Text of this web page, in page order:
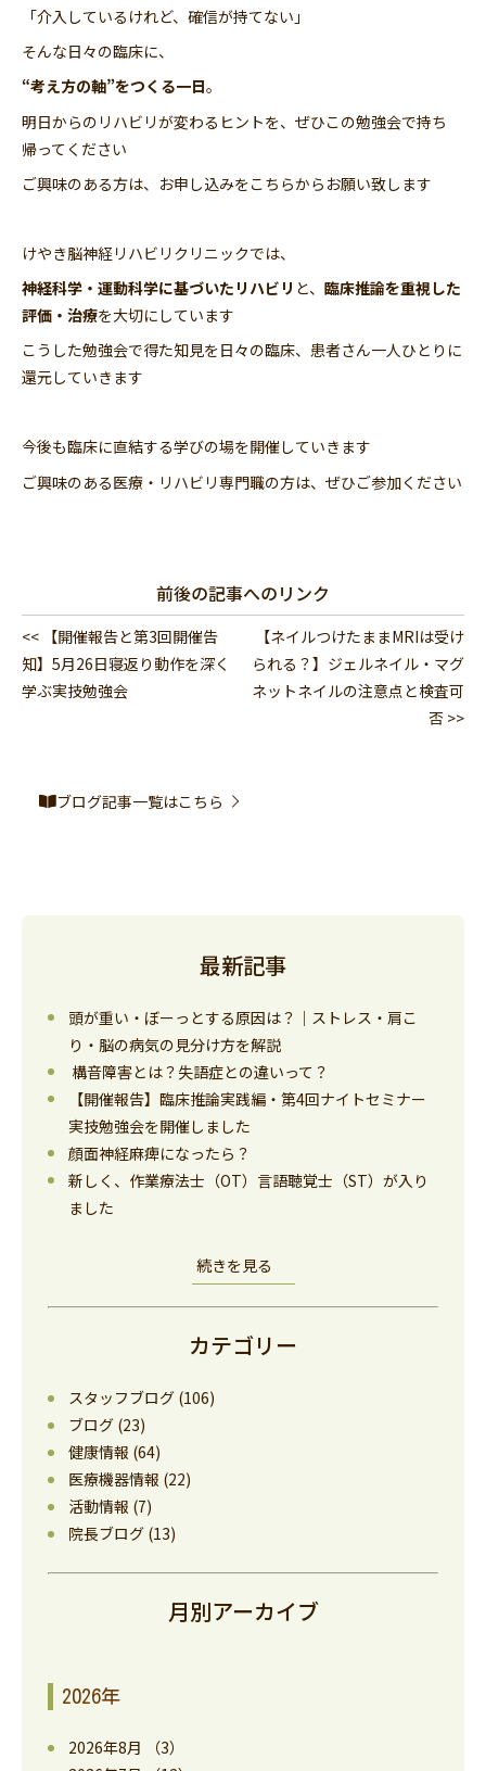
「介入しているけれど、確信が持てない」
そんな日々の臨床に、
“考え方の軸”をつくる一日。
明日からのリハビリが変わるヒントを、ぜひこの勉強会で持ち
帰ってください
ご興味のある方は、 お申し込みをこちらからお願い致します
けやき脳神経リハビリクリニックでは、
神経科学・運動科学に基づいたリハビリ と、 臨床推論を重視した
評価・治療を大切にしています
こうした勉強会で得た知見を日々の臨床、患者さん一人ひとりに
還元していきます
今後も臨床に直結する学びの場を開催していきます
ご興味のある医療・リハビリ専門職の方は、ぜひご参加ください
前後の記事へのリンク
<< 【開催報告と第3回開催告
知】5月26日寝返り動作を深く
学ぶ実技勉強会
【ネイルつけたままMRIは受け
られる？】ジェルネイル・マグ
ネットネイルの注意点と検査可
否 >>
ブログ記事一覧はこちら
最新記事
頭が重い・ぼーっとする原因は？｜ストレス・肩こ
り・脳の病気の見分け方を解説
構音障害とは？失語症との違いって？
【開催報告】臨床推論実践編・第4回ナイトセミナー
実技勉強会を開催しました
顔面神経麻痺になったら？
新しく、作業療法士（OT）言語聴覚士（ST）が入り
ました
続きを見る
カテゴリー
スタッフブログ(106)
ブログ(23)
健康情報 (64)
医療機器情報 (22)
活動情報 (7)
院長ブログ(13)
月別アーカイブ
2026年
2026年8月
（3）